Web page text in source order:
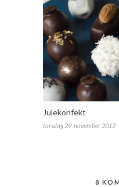
Julekonfekt
torsdag 29. november 2012
8